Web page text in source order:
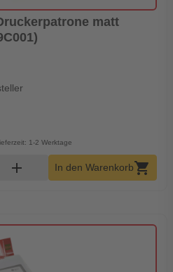
matt
1-2 Werktage
Menge
add In den Warenkorbshopping_cart